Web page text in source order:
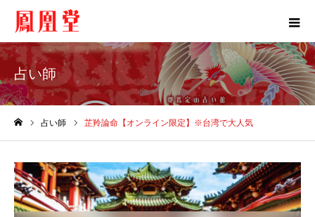
占い師
占い師 芷羚論命【オンライン限定】※台湾で大人気